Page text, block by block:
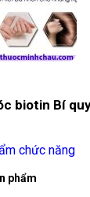
biotin Bí
chức năng
phẩm